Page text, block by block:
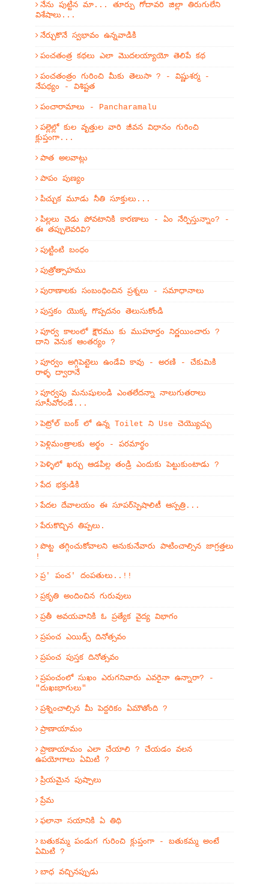
నేను పుట్టిన మా... తూర్పు గోదావరి జిల్లా తిరుగులేని
విశేషాలు...
నేర్చుకొనే స్వభావం ఉన్నవాడికి
పంచతంత్ర కథలు ఎలా మొదలయ్యాయో తెలిపే కథ
పంచతంత్రం గురించి మీకు తెలుసా ? - విష్ణుశర్మ -
నేపథ్యం - విశిష్టత
పంచారామాలు - Pancharamalu
పల్లెల్లో కుల వృత్తుల వారి జీవన విధానం గురించి
క్లుప్తంగా...
పాత అలవాట్లు
పాపం పుణ్యం
పిచ్చుక మూడు నీతి సూక్తులు...
పిల్లలు చెడు పోవటానికి కారణాలు - ఏం నేర్పిస్తున్నాం? -
ఈ తప్పులెవరివి?
పుట్టింటి బంధం
పుత్రోత్సాహము
పురాణాలకు సంబంధించిన ప్రశ్నలు - సమాధానాలు
పుస్తకం యొక్క గొప్పదనం తెలుసుకోండి
పూర్వ కాలంలో క్షౌరము కు ముహూర్తం నిర్ణయించారు ?
దాని వెనుక ఆంతర్యం ?
పూర్వం అగ్గిపెట్టెలు ఉండేవి కావు - అరణి - చేకుమికి
రాళ్ళ ద్వారానే
పూర్వపు మనుషులండి ఎంతలేదన్నా నాలుగుతరాలు
సూసీవోరండే...
పెట్రోల్ బంక్ లో ఉన్న Toilet ని Use చెయ్యొచ్చు
పెళ్లిమంత్రాలకు అర్థం - పరమార్థం
పెళ్ళిలో ఖర్చు ఆడపిల్ల తండ్రి ఎందుకు పెట్టుకుంటాడు ?
పేద భక్తుడికి
పేదల దేవాలయం ఈ సూపర్‌స్పెషాలిటీ ఆస్పత్రి...
పేరుకొచ్చిన తిప్పలు.
పొట్ట తగ్గించుకోవాలని అనుకునేవారు పాటించాల్సిన జాగ్రత్తలు
!
ప్ర' పంచ' దంపతులు..!!
ప్రకృతి అందించిన గురువులు
ప్రతీ అవయవానికి ఓ ప్రత్యేక వైద్య విభాగం
ప్రపంచ ఎయిడ్స్ దినోత్సవం
ప్రపంచ పుస్తక దినోత్సవం
ప్రపంచంలో సుఖం ఎరుగనివారు ఎవరైనా ఉన్నారా? -
"దుఖఃభాగులు"
ప్రశ్నించాల్సిన మీ పెద్దరికం ఏమౌతోంది ?
ప్రాణాయామం
ప్రాణాయామం ఎలా చేయాలి ? చేయడం వలన
ఉపయోగాలు ఏమిటి ?
ప్రియమైన పుష్పాలు
ప్రేమ
ఫలానా సయానికి ఏ తిథి
బతుకమ్మ పండుగ గురించి క్లుప్తంగా - బతుకమ్మ అంటే
ఏమిటి ?
బాధ వచ్చినప్పుడు